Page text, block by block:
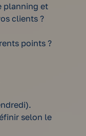
planning et
clients ?
points ?
selon le